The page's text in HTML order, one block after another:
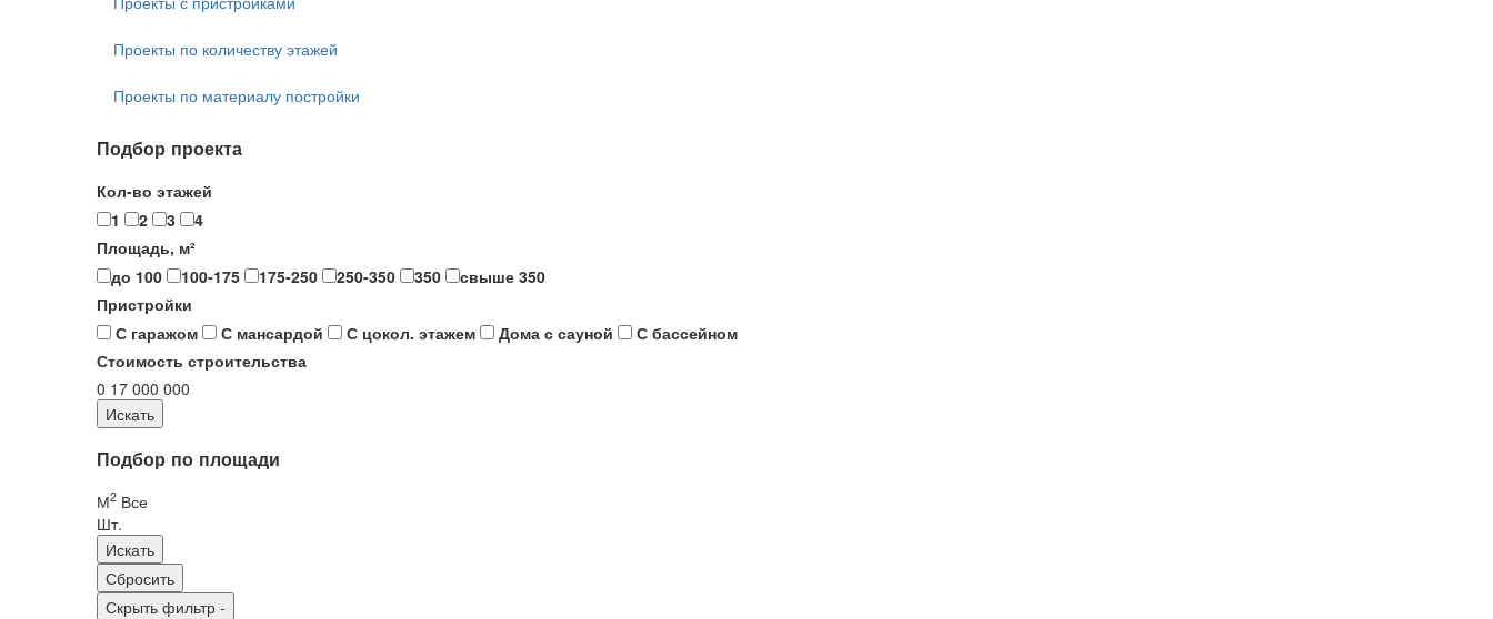
Проекты по количеству этажей
Проекты по материалу постройки
Подбор проекта
Кол-во этажей
1
2 3
4
Площадь, м²
до 100
100-175 175-250 250-350 350
свыше 350
Пристройки
С гаражом
С мансардой С цокол. этажем Дома с сауной
С бассейном
Стоимость строительства
0 17 000 000
Подбор по площади
М2 Все
Шт.
Скрыть фильтр -